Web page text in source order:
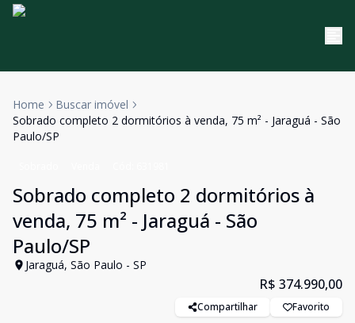
Home
Buscar imóvel
Sobrado completo 2 dormitórios à venda, 75 m² - Jaraguá - São
Paulo/SP
Sobrado completo 2 dormitórios à
venda, 75 m² - Jaraguá - São
Paulo/SP
Jaraguá, São Paulo - SP
R$ 374.990,00
Compartilhar Favorito